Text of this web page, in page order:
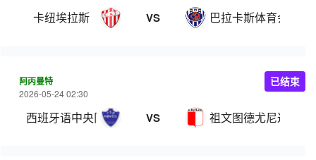
卡纽埃拉斯 VS 巴拉卡斯体育会
阿丙曼特
2026-05-24 02:30
西班牙语中央队 VS 祖文图德尤尼达
已结束